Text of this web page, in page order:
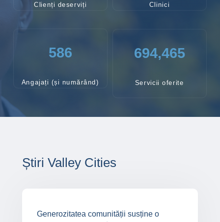
Clienți deserviți Clinici
586
Angajați (și numărând)
694,465
Servicii oferite
Știri Valley Cities
Generozitatea comunității susține o